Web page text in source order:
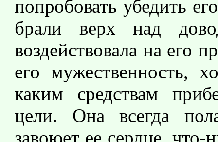
попробовать убедить
брали верх над
воздействовала на его
его мужественность,
каким средствам
цели. Она всегда
завоюет ее сердце, что-